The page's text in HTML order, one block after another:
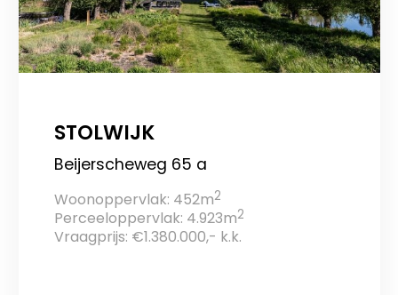
STOLWIJK
Beijerscheweg 65 a
Woonoppervlak: 452m2
Perceeloppervlak: 4.923m2
Vraagprijs: €1.380.000,- k.k.